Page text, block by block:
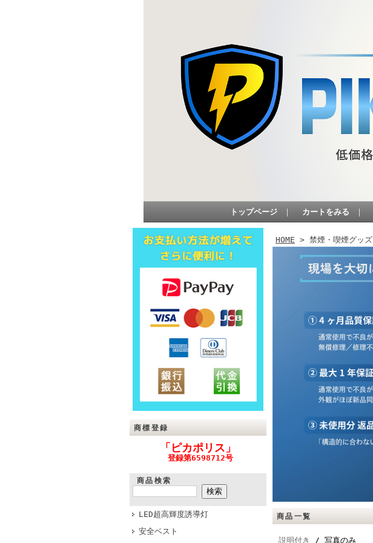
トップページ ｜ カートをみる ｜
商標登録
「ピカポリス」
登録第6598712号
商品検索
LED超高輝度誘導灯
安全ベスト
HOME > 禁煙・喫煙グッズ
商品一覧
説明付き / 写真のみ